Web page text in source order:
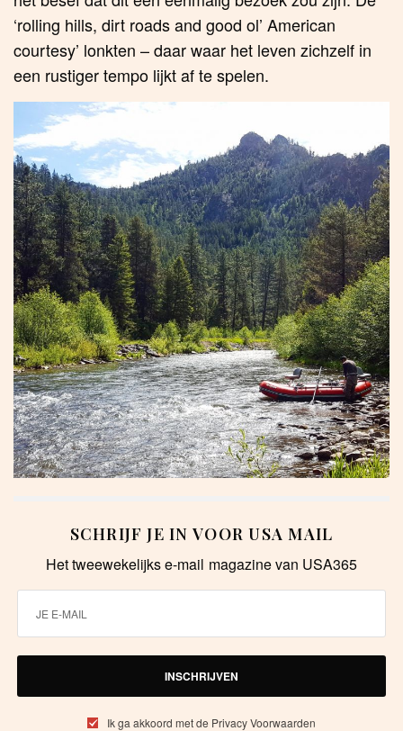
‘rolling hills, dirt roads and good ol’ American
courtesy’ lonkten – daar waar het leven zichzelf in
een rustiger tempo lijkt af te spelen.
SCHRIJF JE IN VOOR USA MAIL
Het tweewekelijks e-mail magazine van USA365
INSCHRIJVEN
Ik ga akkoord met de Privacy Voorwaarden